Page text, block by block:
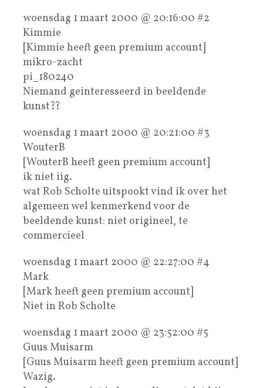
woensdag 1 maart 2000 @ 20:16:00 #2
Kimmie
[Kimmie heeft geen premium account]
mikro-zacht
pi_180240
Niemand geinteresseerd in beeldende
kunst??
woensdag 1 maart 2000 @ 20:21:00 #3
WouterB
[WouterB heeft geen premium account]
ik niet iig.
wat Rob Scholte uitspookt vind ik over het
algemeen wel kenmerkend voor de
beeldende kunst: niet origineel, te
commercieel
woensdag 1 maart 2000 @ 22:27:00 #4
Mark
[Mark heeft geen premium account]
Niet in Rob Scholte
woensdag 1 maart 2000 @ 23:52:00 #5
Guus Muisarm
[Guus Muisarm heeft geen premium account]
Wazig.